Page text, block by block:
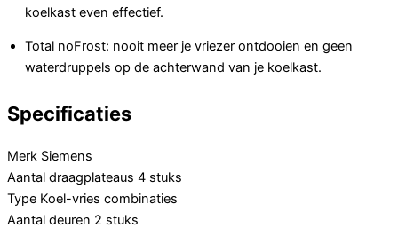
koelkast even effectief.
Total noFrost: nooit meer je vriezer ontdooien en geen
waterdruppels op de achterwand van je koelkast.
Specificaties
Merk Siemens
Aantal draagplateaus 4 stuks
Type Koel-vries combinaties
Aantal deuren 2 stuks